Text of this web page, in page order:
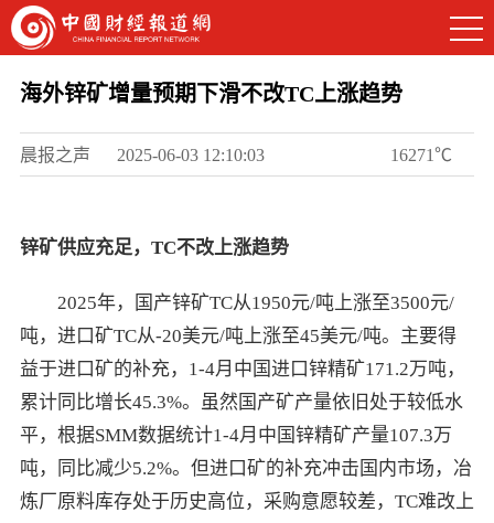
海外锌矿增量预期下滑不改TC上涨趋势
晨报之声 2025-06-03 12:10:03 16271℃
锌矿供应充足， TC不改上涨趋势
2025年，国产锌矿TC从1950元/吨上涨至3500元/
吨，进口矿TC从-20美元/吨上涨至45美元/吨。主要得
益于进口矿的补充，1-4月中国进口锌精矿171.2万吨，
累计同比增长45.3%。虽然国产矿产量依旧处于较低水
平，根据SMM数据统计1-4月中国锌精矿产量107.3万
吨，同比减少5.2%。但进口矿的补充冲击国内市场，冶
炼厂原料库存处于历史高位，采购意愿较差，TC难改上